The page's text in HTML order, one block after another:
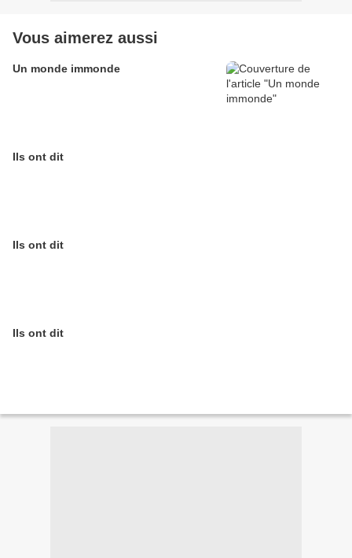
Vous aimerez aussi
Un monde immonde
Ils ont dit
Ils ont dit
Ils ont dit